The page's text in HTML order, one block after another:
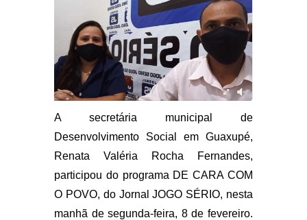
A secretária municipal de
Desenvolvimento Social em Guaxupé,
Renata Valéria Rocha Fernandes,
participou do programa DE CARA COM
O POVO, do Jornal JOGO SÉRIO, nesta
manhã de segunda-feira, 8 de fevereiro.